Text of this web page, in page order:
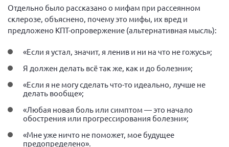
Отдельно было рассказано о мифам при рассеянном
склерозе, объяснено, почему это мифы, их вред и
предложено КПТ-опровержение (альтернативная мысль):
«Если я устал, значит, я ленив и ни на что не гожусь»;
Я должен делать всё так же, как и до болезни»;
«Если я не могу сделать что-то идеально, лучше не
делать вообще»;
«Любая новая боль или симптом — это начало
обострения или прогрессирования болезни»;
«Мне уже ничто не поможет, мое будущее
предопределено».